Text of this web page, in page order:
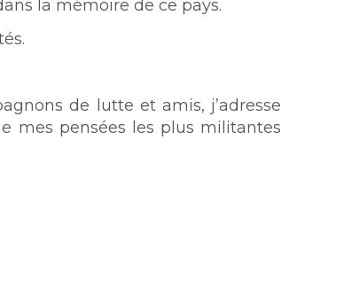
la mémoire de ce pays.
de lutte et amis, j’adresse
mes pensées les plus militantes